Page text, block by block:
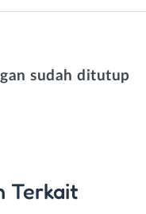
sudah ditutup
Terkait